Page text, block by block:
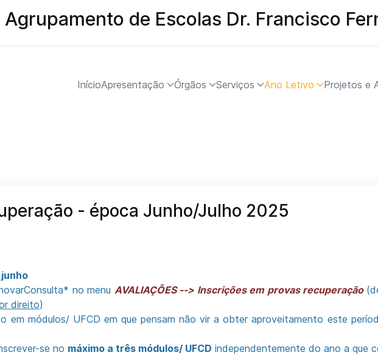
Agrupamento de Escolas Dr. Francisco
InícioApresentação Órgãos Serviços Ano Letivo Projetos e
- época Junho/Julho 2025
* no menu AVALIAÇÕES --> Inscrições em provas recuperação
direito)
em módulos/ UFCD em que pensam não vir a obter aproveitamento este
se no máximo a três módulos/ UFCD independentemente do ano a que